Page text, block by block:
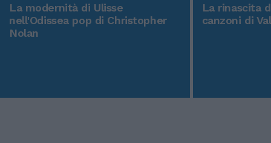
La modernità di Ulisse
nell'Odissea pop di Christopher
Nolan
La rinascita
canzoni di